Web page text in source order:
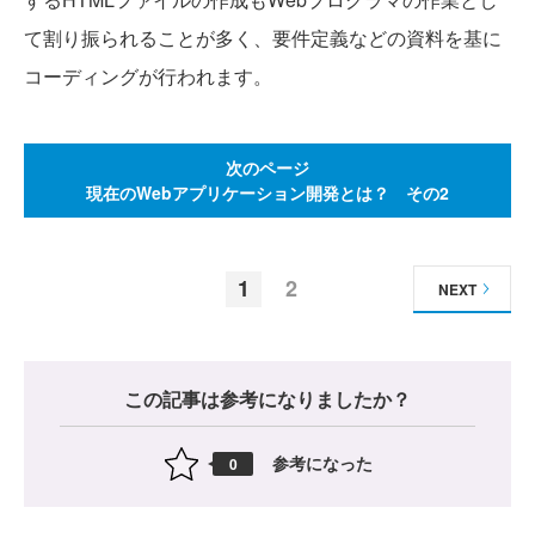
て割り振られることが多く、要件定義などの資料を基に
コーディングが行われます。
次のページ
現在のWebアプリケーション開発とは？ その2
1 2 NEXT
この記事は参考になりましたか？
0 参考になった